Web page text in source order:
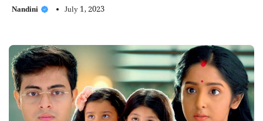
Nandini July 1, 2023